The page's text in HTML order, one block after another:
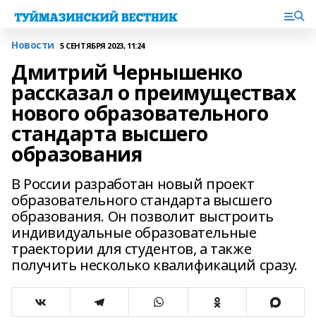
Новости 5 СЕНТЯБРЯ 2023, 11:24
Дмитрий Чернышенко
рассказал о преимуществах
нового образовательного
стандарта высшего
образования
В России разработан новый проект
образовательного стандарта высшего
образования. Он позволит выстроить
индивидуальные образовательные
траектории для студентов, а также
получить несколько квалификаций сразу.